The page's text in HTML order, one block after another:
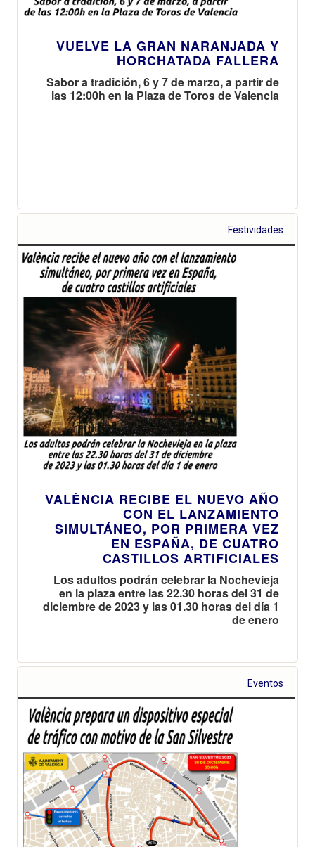
VUELVE LA GRAN NARANJADA Y
HORCHATADA FALLERA
Sabor a tradición, 6 y 7 de marzo, a partir de
las 12:00h en la Plaza de Toros de Valencia
Festividades
VALÈNCIA RECIBE EL NUEVO AÑO
CON EL LANZAMIENTO
SIMULTÁNEO, POR PRIMERA VEZ
EN ESPAÑA, DE CUATRO
CASTILLOS ARTIFICIALES
Los adultos podrán celebrar la Nochevieja
en la plaza entre las 22.30 horas del 31 de
diciembre de 2023 y las 01.30 horas del día 1
de enero
Eventos